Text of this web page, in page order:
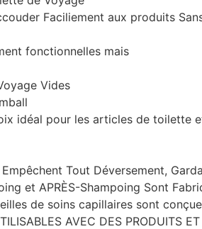
Faciliement aux produits
fonctionnelles mais
Vides
idéal pour les articles de toilette
Tout Déversement,
et APRÈS-Shampoing Sont
de soins capillaires sont
AVEC DES PRODUITS